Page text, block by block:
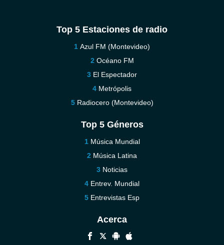
Top 5 Estaciones de radio
Azul FM (Montevideo)
Océano FM
El Espectador
Metrópolis
Radiocero (Montevideo)
Top 5 Géneros
Música Mundial
Música Latina
Noticias
Entrev. Mundial
Entrevistas Esp
Acerca